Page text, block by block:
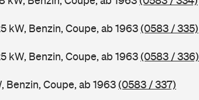
kW, Benzin, Coupe, ab 1963(0583 / 335)
kW, Benzin, Coupe, ab 1963(0583 / 336)
Benzin, Coupe, ab 1963(0583 / 337)